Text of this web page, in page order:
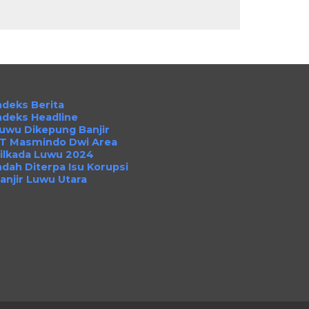
Berita
Headline
Dikepung Banjir
Masmindo Dwi Area
Luwu 2024
Diterpa Isu Korupsi
Luwu Utara